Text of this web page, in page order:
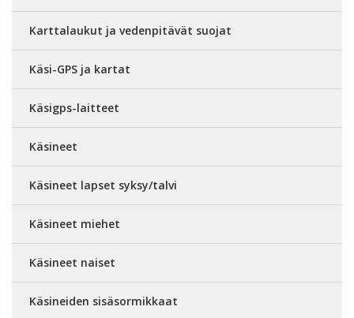
Karttalaukut ja vedenpitävät suojat
Käsi-GPS ja kartat
Käsigps-laitteet
Käsineet
Käsineet lapset syksy/talvi
Käsineet miehet
Käsineet naiset
Käsineiden sisäsormikkaat